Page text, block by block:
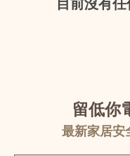
留低你
最新家居安